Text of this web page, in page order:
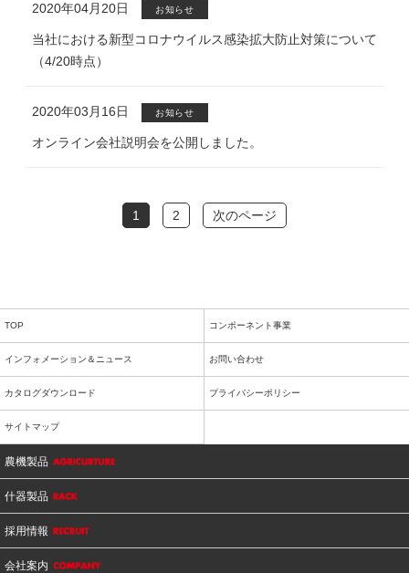
2020年04月20日 お知らせ
当社における新型コロナウイルス感染拡大防止対策について
（4/20時点）
2020年03月16日 お知らせ
オンライン会社説明会を公開しました。
1 2 次のページ
TOP コンポーネント事業
インフォメーション＆ニュース お問い合わせ
カタログダウンロード プライバシーポリシー
サイトマップ
農機製品
什器製品
採用情報
会社案内